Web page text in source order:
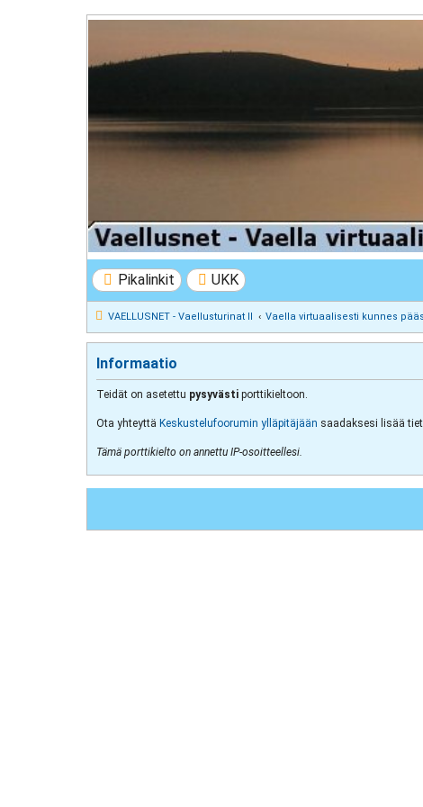
VAELLUSNET - Vaellusturinat II
Keskustelua vaeltamisesta ja Lapista
Pikalinkit UKK
VAELLUSNET - Vaellusturinat II Vaella virtuaalisesti kunnes
Informaatio
Teidät on asetettu pysyvästi porttikieltoon.
Ota yhteyttä Keskustelufoorumin ylläpitäjään saadaksesi lisää
Tämä porttikielto on annettu IP-osoitteellesi.